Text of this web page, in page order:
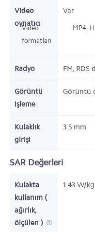
Video
oynatıcı
Var
Video
formatları
MP4,
Radyo FM, RDS
Görüntü
işleme
Görüntü
Kulaklık
girişi
3.5 mm
SAR Değerleri
Kulakta
kullanım (
ağırlık,
ölçülen )
1.43 W/kg